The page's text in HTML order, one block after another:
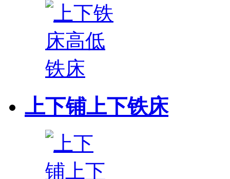
上下铺上下铁床